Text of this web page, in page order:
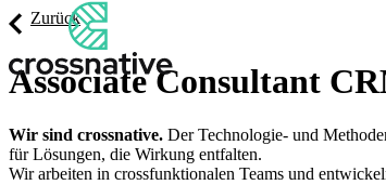
Zurück
Associate Consultant
Wir sind crossnative. Der Technologie- und
für Lösungen, die Wirkung entfalten.
Wir arbeiten in crossfunktionalen Teams und